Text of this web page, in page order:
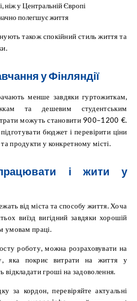
ніж у Центральній Європі
полегшує життя
також спокійний стиль життя та
у Фінляндії
менше завдяки гуртожиткам,
та дешевим студентським
можуть становити 900–1200 €.
бюджет і перевірити ціни
продукти у конкретному місті.
і жити у
від міста та способу життя. Хоча
виїзд вигідний завдяки хорошій
умовам праці.
роботу, можна розраховувати на
яка покриє витрати на життя у
відкладати гроші на задоволення.
за кордон, перевіряйте актуальні